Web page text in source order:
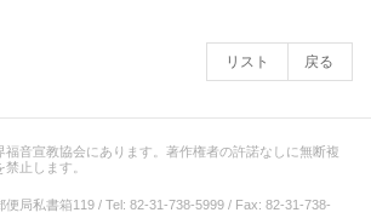
リスト 戻る
音宣教協会にあります。著作権者の許諾なしに無断複
止します。
局私書箱119 / Tel: 82-31-738-5999 / Fax: 82-31-738-